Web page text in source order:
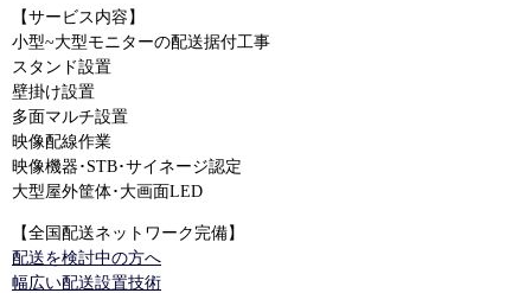
【サービス内容】
小型~大型モニターの配送据付工事
スタンド設置
壁掛け設置
多面マルチ設置
映像配線作業
映像機器･STB･サイネージ認定
大型屋外筐体･大画面LED
【全国配送ネットワーク完備】
配送を検討中の方へ
幅広い配送設置技術